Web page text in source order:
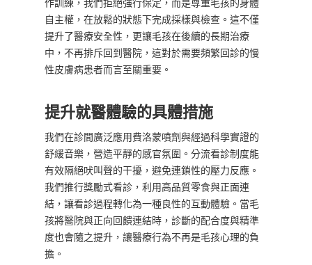
作訓練，我們拒絕強行保定，而是尊重毛孩的身體
自主權，在放鬆的狀態下完成採樣與檢查。這不僅
提升了醫療安全性，更讓毛孩在後續的長期治療
中，不再排斥回到醫院，這對於需要頻繁回診的慢
性皮膚病患者而言至關重要。
提升就醫體驗的具體措施
我們在診間廣泛應用費洛蒙噴劑與經過科學實證的
舒緩音樂，營造平靜的感官氛圍。分流看診制度能
有效隔絕吠叫聲的干擾，避免連鎖性的壓力反應。
我們推行獎勵式看診，利用高品質零食與正面連
結，讓看診過程轉化為一種良性的互動體驗。當毛
孩將醫院與正向回饋連結時，診斷的配合度與精準
度也會隨之提升，讓醫療行為不再是毛孩心理的負
擔。